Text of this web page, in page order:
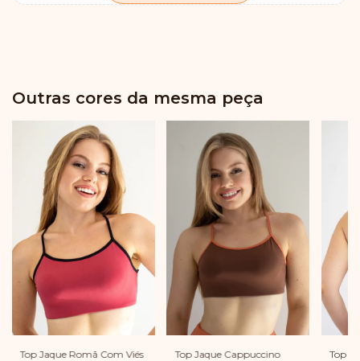
Outras cores da mesma peça
Top Jaque Romã Com Viés
Top Jaque Cappuccino
Top